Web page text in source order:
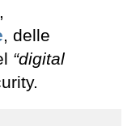
, delle
“digital